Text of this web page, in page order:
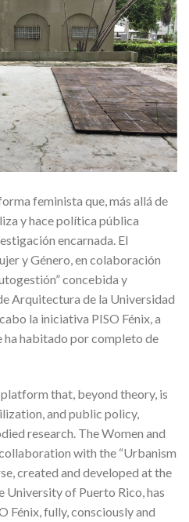
feminista que, más allá de
y hace política pública
encarnada. El
y Género, en colaboración
concebida y
Arquitectura de la Universidad
la iniciativa PISO Fénix, a
ha habitado por completo de
that, beyond theory, is
and public policy,
research. The Women and
with the “Urbanism
created and developed at the
of Puerto Rico, has
Fénix, fully, consciously and